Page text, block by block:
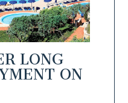
LONG
ON